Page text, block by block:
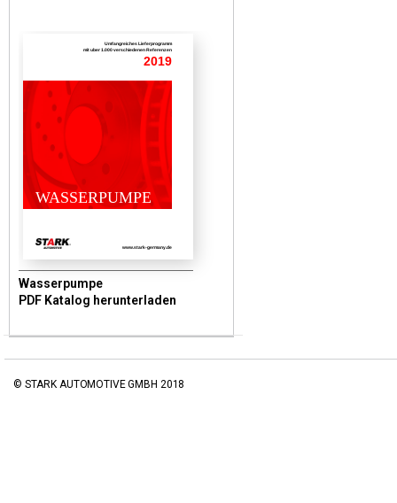
Umfangreiches Lieferprogramm
mit uber 1.000 verschiedenen Referenzen
2019
WASSERPUMPE
www.stark-germany.de
Wasserpumpe
PDF Katalog herunterladen
© STARK AUTOMOTIVE GMBH 2018